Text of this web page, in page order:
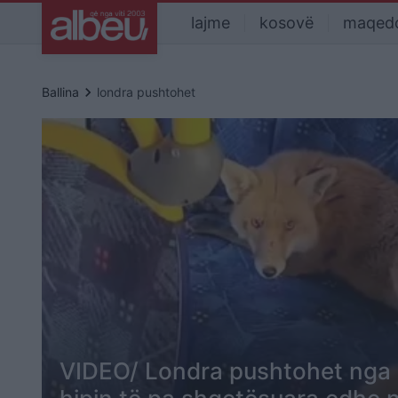
lajme kosovë
Ballina keyboard_arrow_right londra pushtohet
VIDEO/ Londra pushtohet nga